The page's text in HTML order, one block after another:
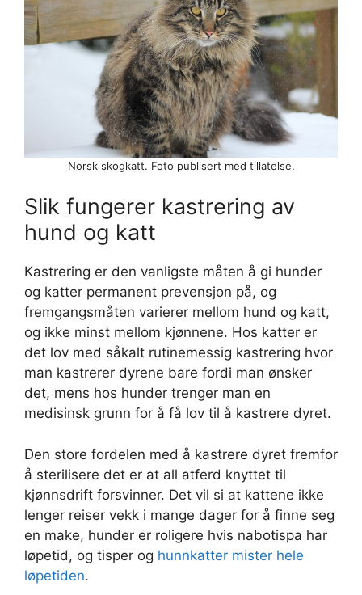
Norsk skogkatt. Foto publisert med tillatelse.
Slik fungerer kastrering av
hund og katt
Kastrering er den vanligste måten å gi hunder
og katter permanent prevensjon på, og
fremgangsmåten varierer mellom hund og katt,
og ikke minst mellom kjønnene. Hos katter er
det lov med såkalt rutinemessig kastrering hvor
man kastrerer dyrene bare fordi man ønsker
det, mens hos hunder trenger man en
medisinsk grunn for å få lov til å kastrere dyret.
Den store fordelen med å kastrere dyret fremfor
å sterilisere det er at all atferd knyttet til
kjønnsdrift forsvinner. Det vil si at kattene ikke
lenger reiser vekk i mange dager for å finne seg
en make, hunder er roligere hvis nabotispa har
løpetid, og tisper og hunnkatter mister hele
løpetiden.